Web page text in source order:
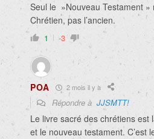
Seul le »Nouveau Testament »
Chrétien, pas l’ancien.
1 -3
POA 2 mois il y a
Répondre à JJSMTT!
Le livre sacré des chrétiens est
et le nouveau testament. C’est